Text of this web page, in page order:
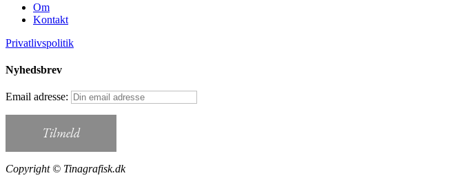
Om
Kontakt
Privatlivspolitik
Nyhedsbrev
Email adresse:
Copyright © Tinagrafisk.dk